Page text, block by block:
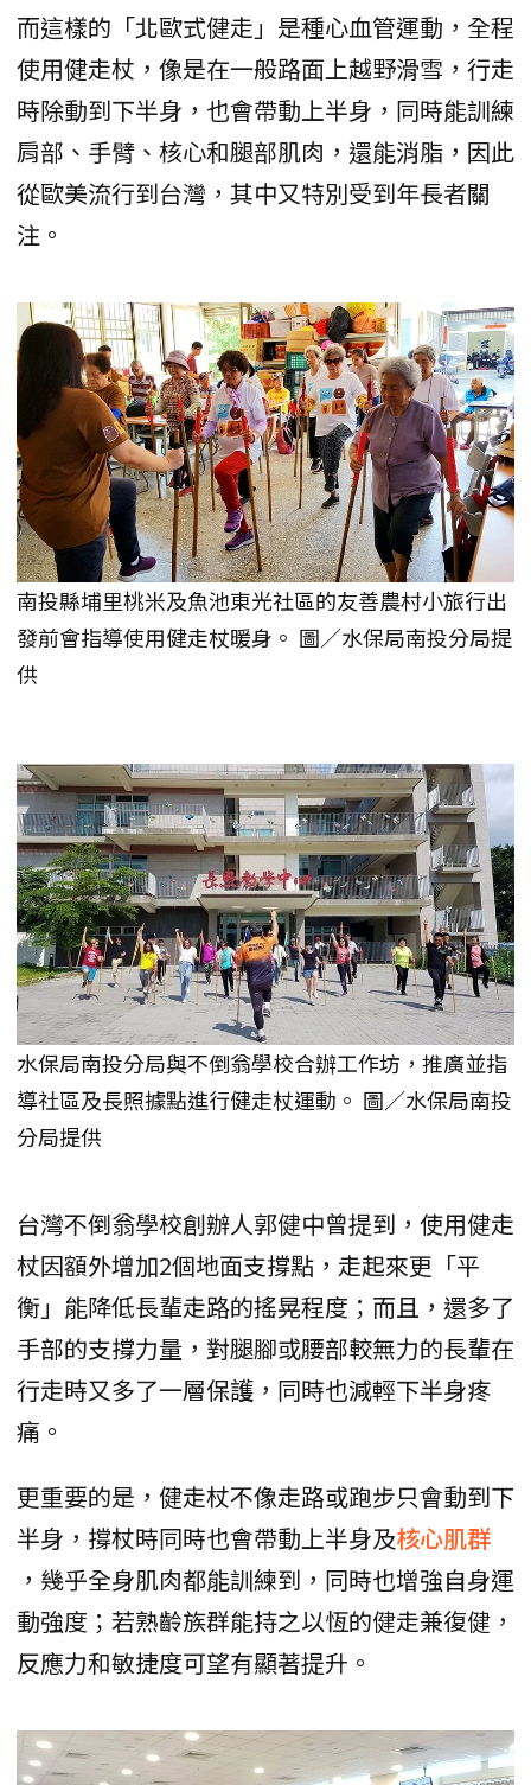
而這樣的「北歐式健走」是種心血管運動，全程
使用健走杖，像是在一般路面上越野滑雪，行走
時除動到下半身，也會帶動上半身，同時能訓練
肩部、手臂、核心和腿部肌肉，還能消脂，因此
從歐美流行到台灣，其中又特別受到年長者關
注。
南投縣埔里桃米及魚池東光社區的友善農村小旅行出
發前會指導使用健走杖暖身。 圖／水保局南投分局提
供
水保局南投分局與不倒翁學校合辦工作坊，推廣並指
導社區及長照據點進行健走杖運動。 圖／水保局南投
分局提供
台灣不倒翁學校創辦人郭健中曾提到，使用健走
杖因額外增加2個地面支撐點，走起來更「平
衡」能降低長輩走路的搖晃程度；而且，還多了
手部的支撐力量，對腿腳或腰部較無力的長輩在
行走時又多了一層保護，同時也減輕下半身疼
痛。
更重要的是，健走杖不像走路或跑步只會動到下
半身，撐杖時同時也會帶動上半身及核心肌群
，幾乎全身肌肉都能訓練到，同時也增強自身運
動強度；若熟齡族群能持之以恆的健走兼復健，
反應力和敏捷度可望有顯著提升。